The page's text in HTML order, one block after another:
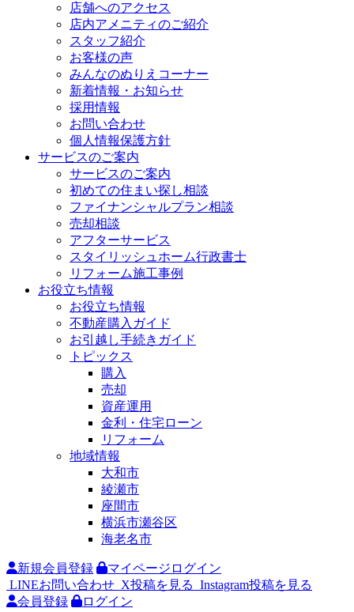
店舗へのアクセス
店内アメニティのご紹介
スタッフ紹介
お客様の声
みんなのぬりえコーナー
新着情報・お知らせ
採用情報
お問い合わせ
個人情報保護方針
サービスのご案内
サービスのご案内
初めての住まい探し相談
ファイナンシャルプラン相談
売却相談
アフターサービス
スタイリッシュホーム行政書士
リフォーム施工事例
お役立ち情報
お役立ち情報
不動産購入ガイド
お引越し手続きガイド
トピックス
購入
売却
資産運用
金利・住宅ローン
リフォーム
地域情報
大和市
綾瀬市
座間市
横浜市瀬谷区
海老名市
新規会員登録
マイページログイン
LINEお問い合わせ X投稿を見る Instagram投稿を見る
会員登録
ログイン